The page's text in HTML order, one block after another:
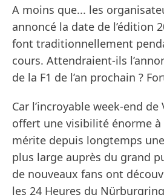
A moins que... les
annoncé la date de l’édition
font traditionnellement
cours. Attendraient-ils
de la F1 de l’an prochain ?
Car l’incroyable week-end
offert une visibilité énorme à
mérite depuis longtemps
plus large auprès du grand
de nouveaux fans ont
les 24 Heures du